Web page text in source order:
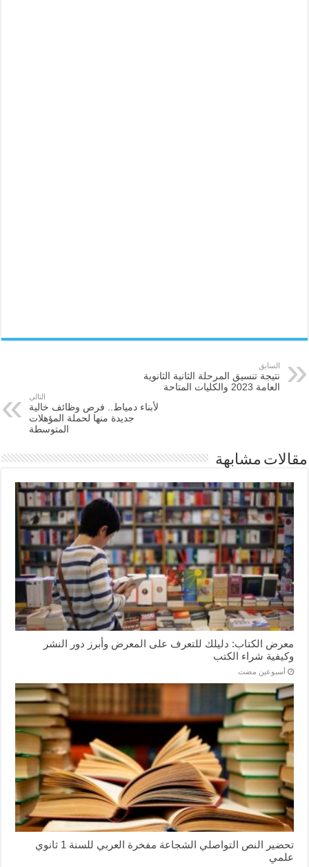
السابق
نتيجة تنسيق المرحلة الثانية الثانوية
العامة 2023 والكليات المتاحة
التالي
لأبناء دمياط.. فرص وظائف خالية
جديدة منها لحملة المؤهلات
المتوسطة
مقالات مشابهة
معرض الكتاب: دليلك للتعرف على المعرض وأبرز دور النشر
وكيفية شراء الكتب
‏أسبوعين مضت
تحضير النص التواصلي الشجاعة مفخرة العربي للسنة 1 ثانوي
علمي